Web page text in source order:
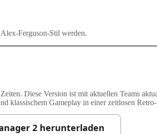
Ferguson-Stil werden.
Diese Version ist mit aktuellen Teams
klassischem Gameplay in einer zeitlosen
2 herunterladen